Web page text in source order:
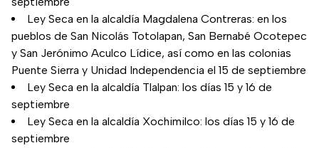
Ley Seca en la alcaldía Magdalena Contreras: en los
pueblos de San Nicolás Totolapan, San Bernabé Ocotepec
y San Jerónimo Aculco Lídice, así como en las colonias
Puente Sierra y Unidad Independencia el 15 de septiembre
Ley Seca en la alcaldía Tlalpan: los días 15 y 16 de
septiembre
Ley Seca en la alcaldía Xochimilco: los días 15 y 16 de
septiembre